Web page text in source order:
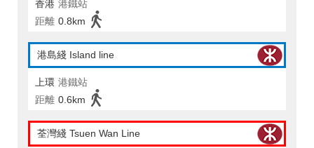
香港 港鐵站
距離 0.8km
港島綫 Island line
上環 港鐵站
距離 0.6km
荃灣綫 Tsuen Wan Line